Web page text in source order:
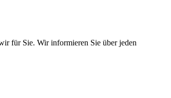
für Sie. Wir informieren Sie über jeden